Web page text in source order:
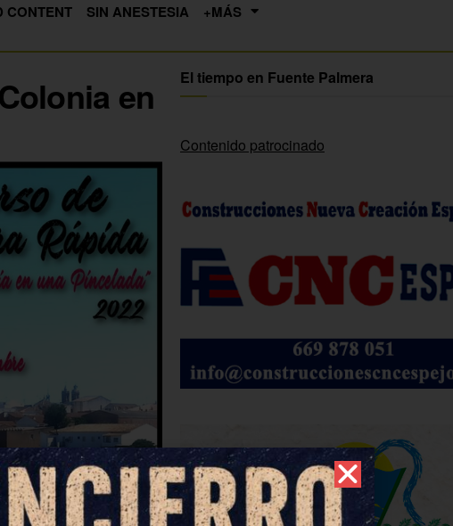
CONTENT
SIN ANESTESIA +MÁS
en El tiempo en Fuente Palmera
Contenido patrocinado